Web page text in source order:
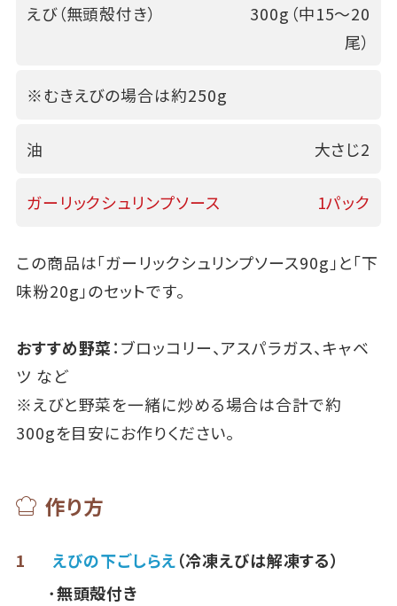
えび（無頭殻付き）
300g（中15～20
尾）
※むきえびの場合は約250g
油 大さじ2
ガーリックシュリンプソース 1パック
この商品は「ガーリックシュリンプソース90g」と「下
味粉20g」のセットです。
おすすめ野菜：ブロッコリー、アスパラガス、キャベ
ツ など
※えびと野菜を一緒に炒める場合は合計で約
300gを目安にお作りください｡
作り方
1 えびの下ごしらえ（冷凍えびは解凍する）
･無頭殻付き